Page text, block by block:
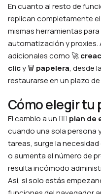
En cuanto al resto de
replican completamente
mismas herramientas
automatización y proxies.
adicionales como 🚀
clicy 🗑 papelera, desde
restaurarse en un plazo
Cómo elegir tu
El cambio a un 🙋‍♂️ plan de
cuando una sola persona
tareas, surge la
o aumenta el número de
resulta incómodo
Así, si solo estás